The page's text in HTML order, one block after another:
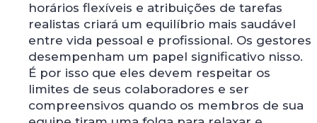
horários flexíveis e atribuições de tarefas
realistas criará um equilíbrio mais saudável
entre vida pessoal e profissional. Os gestores
desempenham um papel significativo nisso.
É por isso que eles devem respeitar os
limites de seus colaboradores e ser
compreensivos quando os membros de sua